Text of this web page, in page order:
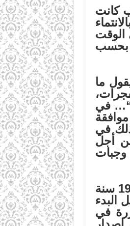
كانت
الوقت
بحسب
فيقول ما
اعترفوا بما وجه إليهم من تهم 159 والمادة 216″، “… في
في
أجل
وجبات
وعن نزاهة القضاة والأحكام الصادرة بحق الشباب والتي تراوحت ما بين 9 إلى 19 سنة
البدء
في